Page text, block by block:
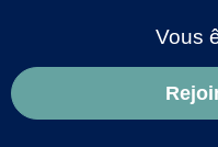
Vous